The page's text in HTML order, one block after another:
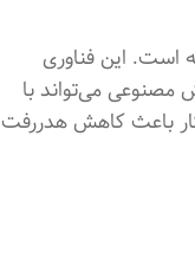
است. این فناوری
مصنوعی می‌تواند با
باعث کاهش هدررفت